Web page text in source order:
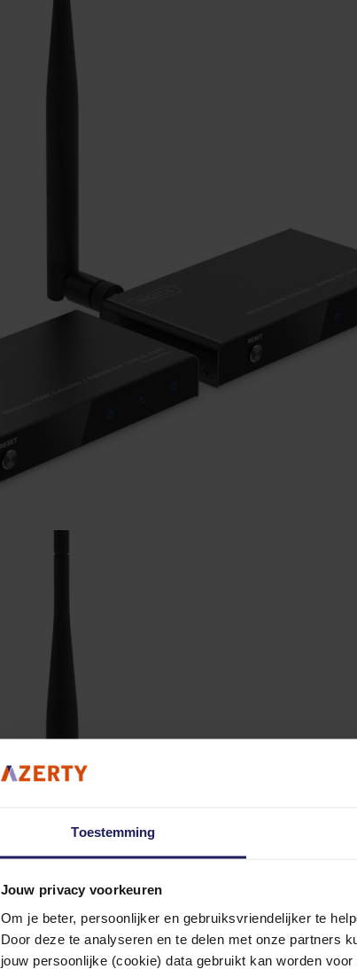
Toestemming
Jouw privacy voorkeuren
Om je beter, persoonlijker en gebruiksvriendelijker te
Door deze te analyseren en te delen met onze partners
jouw persoonlijke (cookie) data gebruikt kan worden